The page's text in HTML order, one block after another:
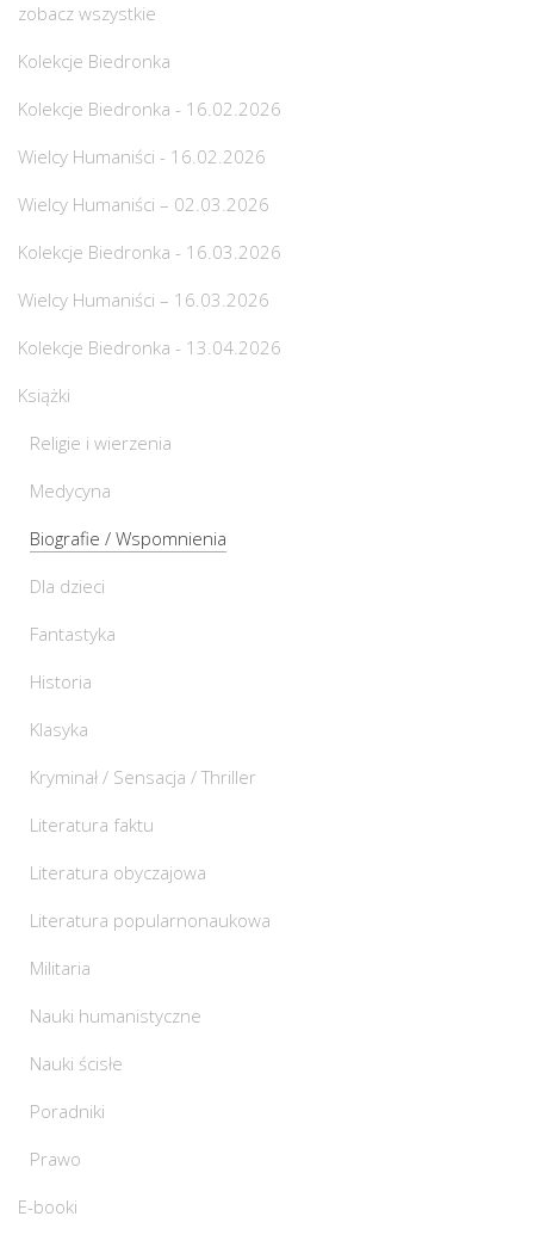
zobacz wszystkie
Kolekcje Biedronka
Kolekcje Biedronka - 16.02.2026
Wielcy Humaniści - 16.02.2026
Wielcy Humaniści – 02.03.2026
Kolekcje Biedronka - 16.03.2026
Wielcy Humaniści – 16.03.2026
Kolekcje Biedronka - 13.04.2026
Książki
Religie i wierzenia
Medycyna
Biografie / Wspomnienia
Dla dzieci
Fantastyka
Historia
Klasyka
Kryminał / Sensacja / Thriller
Literatura faktu
Literatura obyczajowa
Literatura popularnonaukowa
Militaria
Nauki humanistyczne
Nauki ścisłe
Poradniki
Prawo
E-booki